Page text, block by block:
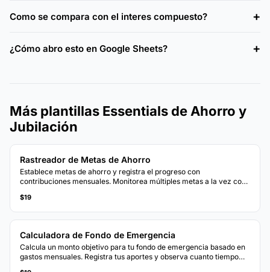
Como se compara con el interes compuesto?
¿Cómo abro esto en Google Sheets?
Más plantillas Essentials de Ahorro y
Jubilación
Rastreador de Metas de Ahorro
Establece metas de ahorro y registra el progreso con
contribuciones mensuales. Monitorea múltiples metas a la vez con
$19
Calculadora de Fondo de Emergencia
Calcula un monto objetivo para tu fondo de emergencia basado en
gastos mensuales. Registra tus aportes y observa cuanto tiempo